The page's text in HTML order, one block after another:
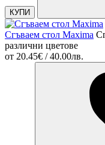
КУПИ
Сгъваем стол Maxima
различни цветове
от 20.45€ / 40.00лв.